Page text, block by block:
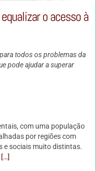
o acesso à
todos os problemas da
pode ajudar a superar
com uma população
por regiões com
e sociais muito distintas.